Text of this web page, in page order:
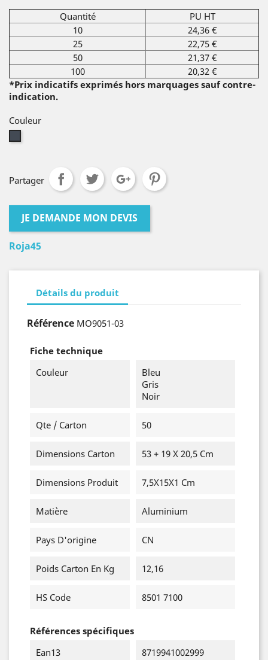
Quantité
PU HT
10
24,36 €
25
22,75 €
50
21,37 €
100
20,32 €
*Prix indicatifs exprimés hors marquages sauf contre-
indication.
Couleur
Partager
JE DEMANDE MON DEVIS
Roja45
Détails du produit
Référence MO9051-03
Fiche technique
Couleur
Bleu
Gris
Noir
Qte / Carton 50
Dimensions Carton 53 + 19 X 20,5 Cm
Dimensions Produit 7,5X15X1 Cm
Matière Aluminium
Pays D'origine CN
Poids Carton En Kg 12,16
HS Code 8501 7100
Références spécifiques
Ean13
8719941002999